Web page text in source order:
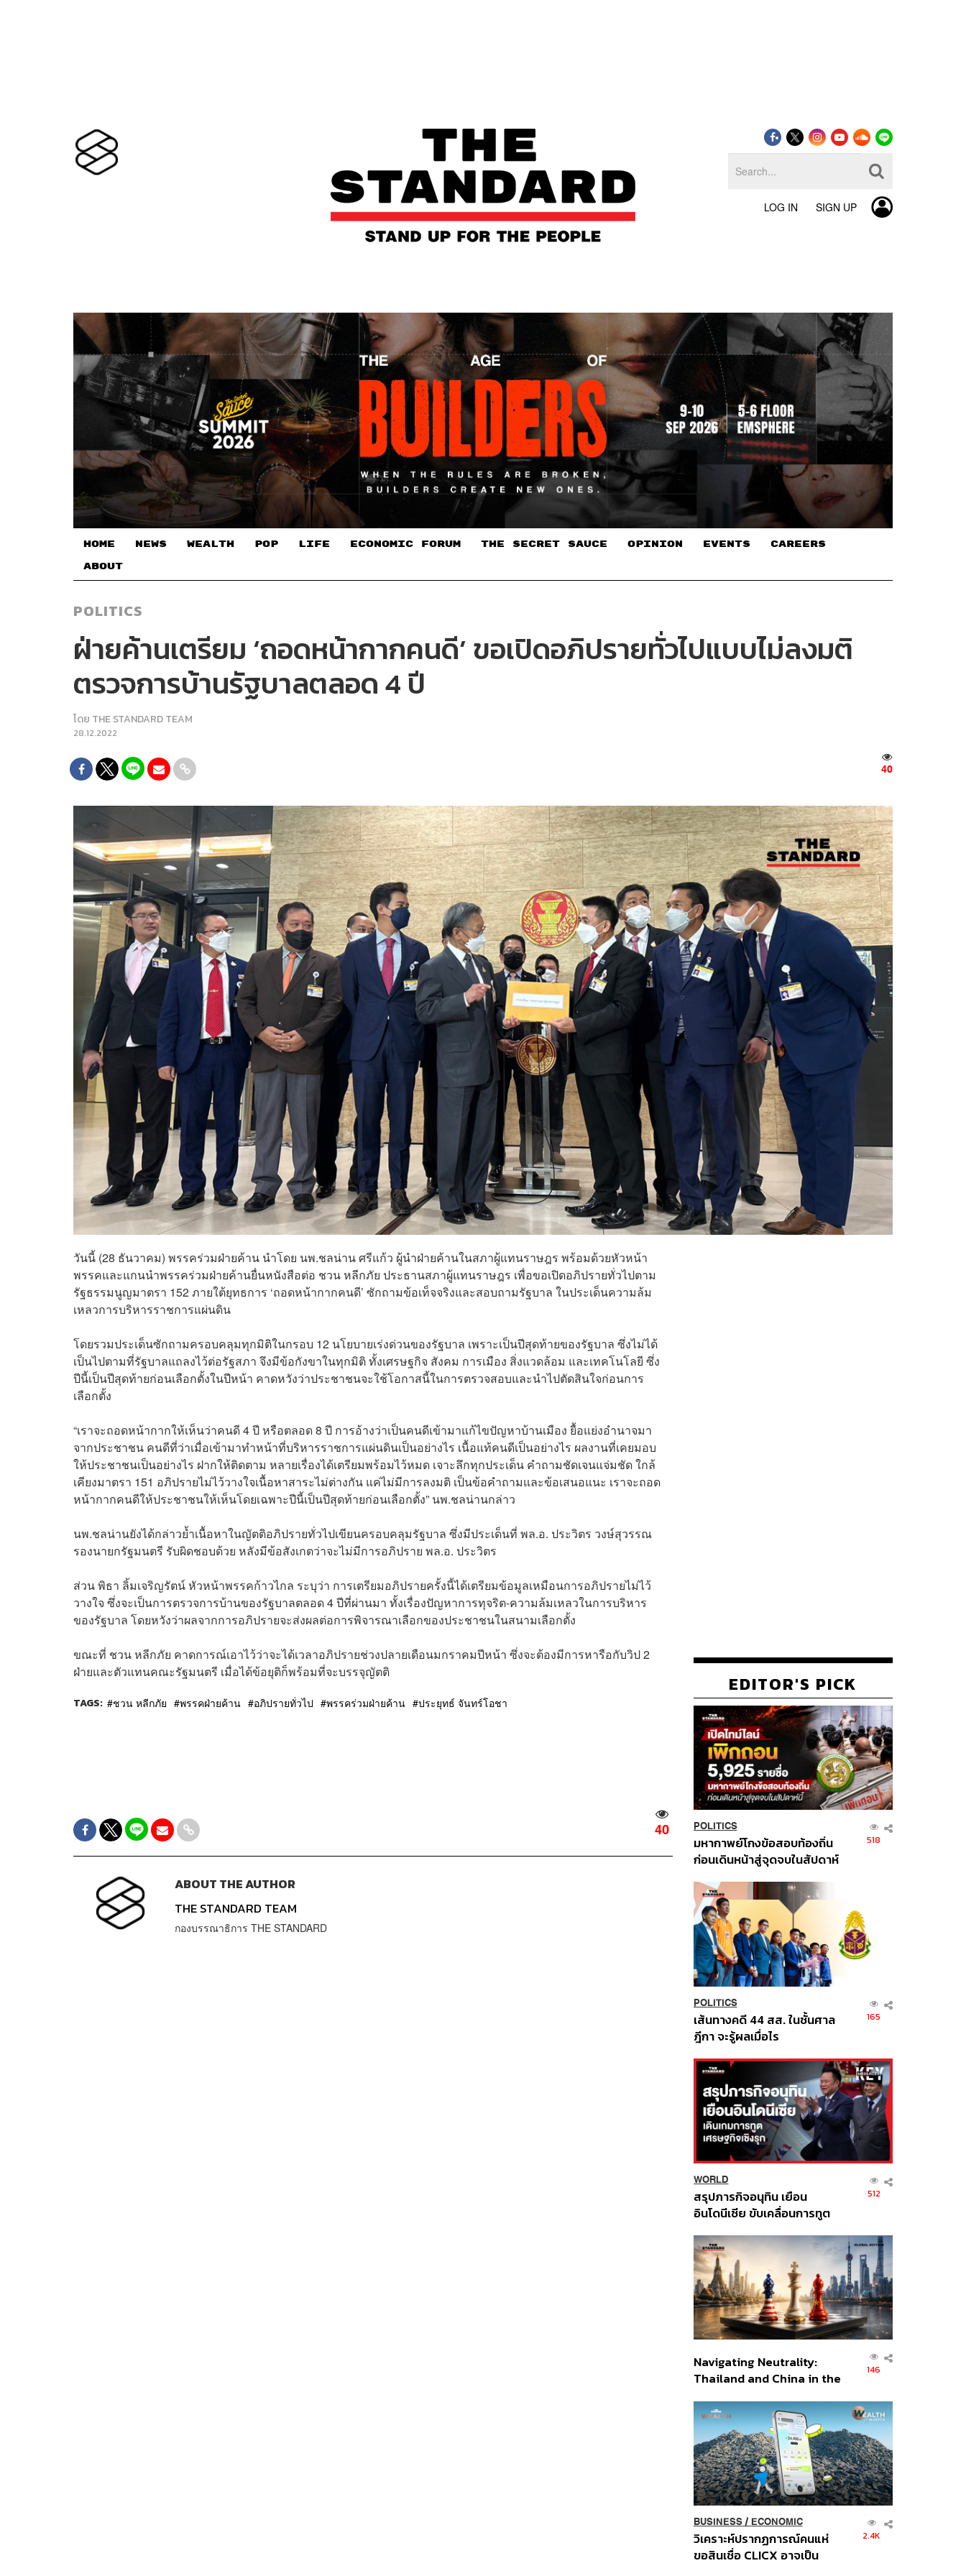
LOG IN SIGN UP
HOME NEWS WEALTH POP LIFE ECONOMIC FORUM THE SECRET SAUCE​ OPINION EVENTS CAREERS
ABOUT
POLITICS
ฝ่ายค้านเตรียม ‘ถอดหน้ากากคนดี’ ขอเปิดอภิปรายทั่วไปแบบไม่ลงมติ
ตรวจการบ้านรัฐบาลตลอด 4 ปี
โดย THE STANDARD TEAM
28.12.2022
40
วันนี้ (28 ธันวาคม) พรรคร่วมฝ่ายค้าน นำโดย นพ.ชลน่าน ศรีแก้ว ผู้นำฝ่ายค้านในสภาผู้แทนราษฎร พร้อมด้วยหัวหน้า
พรรคและแกนนำพรรคร่วมฝ่ายค้านยื่นหนังสือต่อ ชวน หลีกภัย ประธานสภาผู้แทนราษฎร เพื่อขอเปิดอภิปรายทั่วไปตาม
รัฐธรรมนูญมาตรา 152 ภายใต้ยุทธการ ‘ถอดหน้ากากคนดี’ ซักถามข้อเท็จจริงและสอบถามรัฐบาล ในประเด็นความล้ม
เหลวการบริหารราชการแผ่นดิน
โดยรวมประเด็นซักถามครอบคลุมทุกมิติในกรอบ 12 นโยบายเร่งด่วนของรัฐบาล เพราะเป็นปีสุดท้ายของรัฐบาล ซึ่งไม่ได้
เป็นไปตามที่รัฐบาลแถลงไว้ต่อรัฐสภา จึงมีข้อกังขาในทุกมิติ ทั้งเศรษฐกิจ สังคม การเมือง สิ่งแวดล้อม และเทคโนโลยี ซึ่ง
ปีนี้เป็นปีสุดท้ายก่อนเลือกตั้งในปีหน้า คาดหวังว่าประชาชนจะใช้โอกาสนี้ในการตรวจสอบและนำไปตัดสินใจก่อนการ
เลือกตั้ง
“เราจะถอดหน้ากากให้เห็นว่าคนดี 4 ปี หรือตลอด 8 ปี การอ้างว่าเป็นคนดีเข้ามาแก้ไขปัญหาบ้านเมือง ยื้อแย่งอำนาจมา
จากประชาชน คนดีที่ว่าเมื่อเข้ามาทำหน้าที่บริหารราชการแผ่นดินเป็นอย่างไร เนื้อแท้คนดีเป็นอย่างไร ผลงานที่เคยมอบ
ให้ประชาชนเป็นอย่างไร ฝากให้ติดตาม หลายเรื่องได้เตรียมพร้อมไว้หมด เจาะลึกทุกประเด็น คำถามชัดเจนแจ่มชัด ใกล้
เคียงมาตรา 151 อภิปรายไม่ไว้วางใจเนื้อหาสาระไม่ต่างกัน แค่ไม่มีการลงมติ เป็นข้อคำถามและข้อเสนอแนะ เราจะถอด
หน้ากากคนดีให้ประชาชนให้เห็นโดยเฉพาะปีนี้เป็นปีสุดท้ายก่อนเลือกตั้ง” นพ.ชลน่านกล่าว
นพ.ชลน่านยังได้กล่าวย้ำเนื้อหาในญัตติอภิปรายทั่วไปเขียนครอบคลุมรัฐบาล ซึ่งมีประเด็นที่ พล.อ. ประวิตร วงษ์สุวรรณ
รองนายกรัฐมนตรี รับผิดชอบด้วย หลังมีข้อสังเกตว่าจะไม่มีการอภิปราย พล.อ. ประวิตร
ส่วน พิธา ลิ้มเจริญรัตน์ หัวหน้าพรรคก้าวไกล ระบุว่า การเตรียมอภิปรายครั้งนี้ได้เตรียมข้อมูลเหมือนการอภิปรายไม่ไว้
วางใจ ซึ่งจะเป็นการตรวจการบ้านของรัฐบาลตลอด 4 ปีที่ผ่านมา ทั้งเรื่องปัญหาการทุจริต-ความล้มเหลวในการบริหาร
ของรัฐบาล โดยหวังว่าผลจากการอภิปรายจะส่งผลต่อการพิจารณาเลือกของประชาชนในสนามเลือกตั้ง
ขณะที่ ชวน หลีกภัย คาดการณ์เอาไว้ว่าจะได้เวลาอภิปรายช่วงปลายเดือนมกราคมปีหน้า ซึ่งจะต้องมีการหารือกับวิป 2
ฝ่ายและตัวแทนคณะรัฐมนตรี เมื่อได้ข้อยุติก็พร้อมที่จะบรรจุญัตติ
TAGS: ชวน หลีกภัย พรรคฝ่ายค้าน อภิปรายทั่วไป พรรคร่วมฝ่ายค้าน ประยุทธ์ จันทร์โอชา
40
ABOUT THE AUTHOR
THE STANDARD TEAM
กองบรรณาธิการ THE STANDARD
EDITOR'S PICK
POLITICS
มหากาพย์โกงข้อสอบท้องถิ่น
ก่อนเดินหน้าสู่จุดจบในสัปดาห์
518
POLITICS
เส้นทางคดี 44 สส. ในชั้นศาล
ฎีกา จะรู้ผลเมื่อไร
165
WORLD
สรุปภารกิจอนุทิน เยือน
อินโดนีเซีย ขับเคลื่อนการทูต
ส่วนยุทธศาสตร์ไทย –
อินโดนีเซีย
512
Navigating Neutrality:
Thailand and China in the
Order
146
BUSINESS/ ECONOMIC
วิเคราะห์ปรากฏการณ์คนแห่
ขอสินเชื่อ CLICX อาจเป็น
2.4K